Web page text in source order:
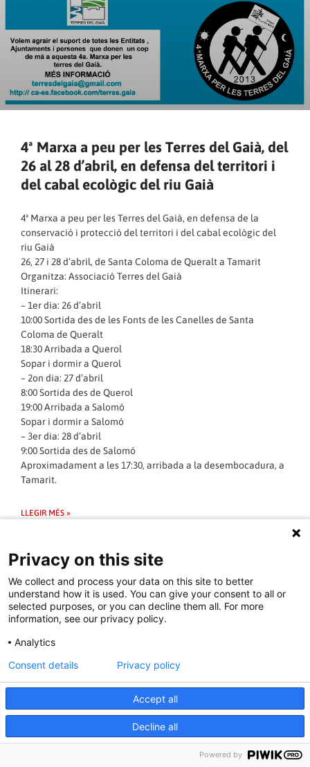
4ª Marxa a peu per les Terres del Gaià, del
26 al 28 d’abril, en defensa del territori i
del cabal ecològic del riu Gaià
4ª Marxa a peu per les Terres del Gaià, en defensa de la
conservació i protecció del territori i del cabal ecològic del
riu Gaià
26, 27 i 28 d’abril, de Santa Coloma de Queralt a Tamarit
Organitza: Associació Terres del Gaià
Itinerari:
– 1er dia: 26 d’abril
10:00 Sortida des de les Fonts de les Canelles de Santa
Coloma de Queralt
18:30 Arribada a Querol
Sopar i dormir a Querol
– 2on dia: 27 d’abril
8:00 Sortida des de Querol
19:00 Arribada a Salomó
Sopar i dormir a Salomó
– 3er dia: 28 d’abril
9:00 Sortida des de Salomó
Aproximadament a les 17:30, arribada a la desembocadura, a
Tamarit.
LLEGIR MÉS »
ECOLOGISME
Aigua: La connexió del canal Segarra-
Garrigues amb la xarxa Ter Llobregat:
Privacy on this site
We collect and process your data on this site to better
understand how it is used. You can give your consent to all or
selected purposes, or you can decline them all. For more
information, see our privacy policy.
Analytics
Accept all
Decline all
Consent details Privacy policy
Powered by